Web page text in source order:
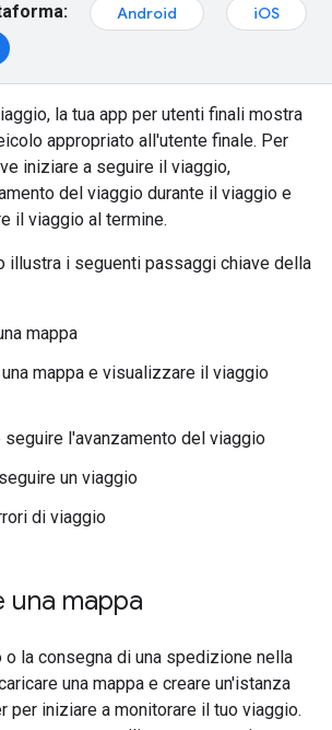
Android
iOS
la tua app per utenti finali mostra
appropriato all'utente finale. Per
iniziare a seguire il viaggio,
del viaggio durante il viaggio e
il viaggio al termine.
illustra i seguenti passaggi chiave della
mappa
mappa e visualizzare il viaggio
seguire l'avanzamento del viaggio
un viaggio
di viaggio
mappa
la consegna di una spedizione nella
una mappa e creare un'istanza
per iniziare a monitorare il tuo viaggio.